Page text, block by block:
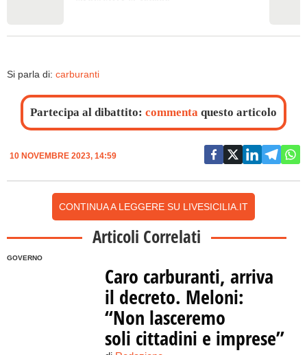
Si parla di: carburanti
Partecipa al dibattito: commenta questo articolo
10 NOVEMBRE 2023, 14:59
CONTINUA A LEGGERE SU LIVESICILIA.IT
Articoli Correlati
GOVERNO
Caro carburanti, arriva
il decreto. Meloni:
“Non lasceremo
soli cittadini e imprese”